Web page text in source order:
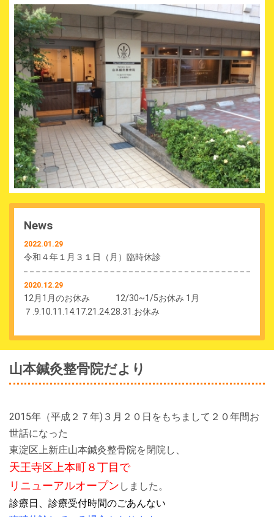
News
2022.01.29
令和４年１月３１日（月）臨時休診
2020.12.29
12月1月のお休み 12/30~1/5お休み 1月
７.9.10.11.14.17.21.24.28.31.お休み
2020.07.31
8月の休診日 全日休診２日.6木.9日.10月.13木.16日.17
月.20木.23日.27木.30日です。午前休診は７金.14金.です
16(木), 19(日) 21(火),23(木), 24(金), 26(日), 30(木)
2020.06.19
電話は10時~12時と17時~20時の間におかけください。留
守電になっている場合はご用件を伝言ください。
2020.04.20
山本鍼灸整骨院だより
2015年（平成２７年)３月２０日をもちまして２０年間お
世話になった
東淀区上新庄山本鍼灸整骨院を閉院し、
天王寺区上本町８丁目で
リニューアルオープン しました。
診療日、診療受付時間のごあんない